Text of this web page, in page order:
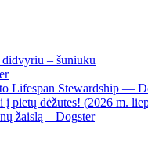
didvyriu – šuniuku
Lifespan Stewardship —
pietų dėžutes! (2026 m.
žaislą – Dogster